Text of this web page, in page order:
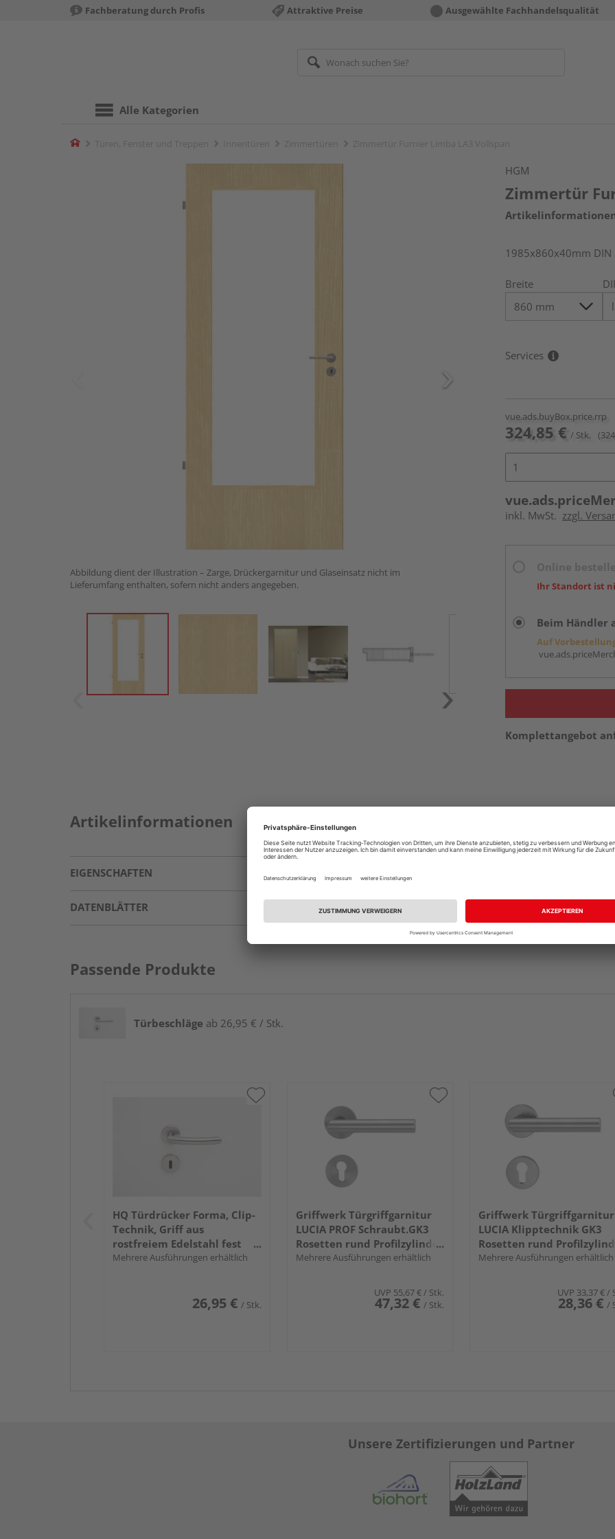
Fachberatung durch Profis Attraktive Preise Ausgewählte Fachhandelsqualität
Alle Kategorien
Home
Abbildung dient der Illustration – Zarge, Drückergarnitur und Glaseinsatz nicht im
Lieferumfang enthalten, sofern nicht anders angegeben.
HGM
Zimmertür
1985x860x40mm
Breite
Services
vue.ads.buyBox.price.rrp
324,85 € / Stk.
inkl. MwSt. zzgl.
Ihr Standort ist
Beim Händler
Auf
Komplettangebot
Artikelinformationen
EIGENSCHAFTEN
DATENBLÄTTER
Passende Produkte
Türbeschläge ab 26,95 € / Stk.
HQ Türdrücker Forma, Clip-
Technik, Griff aus
rostfreiem Edelstahl fest
drehbar gelagert
Mehrere Ausführungen erhältlich
26,95 € / Stk.
Griffwerk Türgriffgarnitur
LUCIA PROF Schraubt.GK3
Rosetten rund Profilzylinder
Edelst. ma.
Mehrere Ausführungen erhältlich
UVP 55,67 €/ Stk.
47,32 € / Stk.
Griffwerk Türgriffgarnitur
LUCIA Klipptechnik GK3
Rosetten rund
Edelst. ma.
Mehrere Ausführungen erhältlich
UVP 33,37 €/
28,36 € /
Unsere Zertifizierungen und Partner